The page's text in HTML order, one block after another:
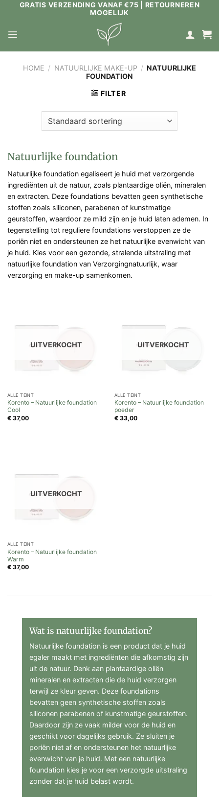
GRATIS VERZENDING VANAF €75 | RETOURNEREN
MOGELIJK
HOME / NATUURLIJKE MAKE-UP / NATUURLIJKE
FOUNDATION
FILTER
Natuurlijke foundation
Natuurlijke foundation egaliseert je huid met verzorgende
ingrediënten uit de natuur, zoals plantaardige oliën, mineralen
en extracten. Deze foundations bevatten geen synthetische
stoffen zoals siliconen, parabenen of kunstmatige
geurstoffen, waardoor ze mild zijn en je huid laten ademen. In
tegenstelling tot reguliere foundations verstoppen ze de
poriën niet en ondersteunen ze het natuurlijke evenwicht van
je huid. Kies voor een gezonde, stralende uitstraling met
natuurlijke foundation van Verzorgingnatuurlijk, waar
verzorging en make-up samenkomen.
UITVERKOCHT
ALLE TEINT
Korento – Natuurlijke foundation
Cool
€37,00
UITVERKOCHT
ALLE TEINT
Korento – Natuurlijke foundation
poeder
€33,00
UITVERKOCHT
ALLE TEINT
Korento – Natuurlijke foundation
Warm
€37,00
Wat is natuurlijke foundation?
Natuurlijke foundation is een product dat je huid
egaler maakt met ingrediënten die afkomstig zijn
uit de natuur. Denk aan plantaardige oliën
mineralen en extracten die de huid verzorgen
terwijl ze kleur geven. Deze foundations
bevatten geen synthetische stoffen zoals
siliconen parabenen of kunstmatige geurstoffen.
Daardoor zijn ze vaak milder voor de huid en
geschikt voor dagelijks gebruik. Ze sluiten je
poriën niet af en ondersteunen het natuurlijke
evenwicht van je huid. Met een natuurlijke
foundation kies je voor een verzorgde uitstraling
zonder dat je huid belast wordt.